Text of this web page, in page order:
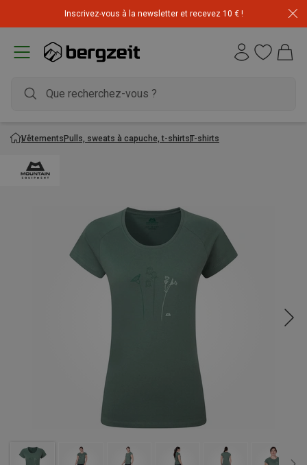
Inscrivez-vous à la newsletter et recevez 10 € !
VêtementsPulls, sweats à capuche, t-shirtsT-shirts